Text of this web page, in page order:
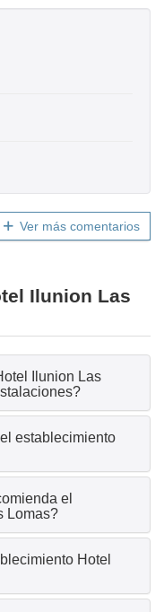
Ver más comentarios
Ilunion Las
Ilunion Las
establecimiento
el
Lomas?
Hotel